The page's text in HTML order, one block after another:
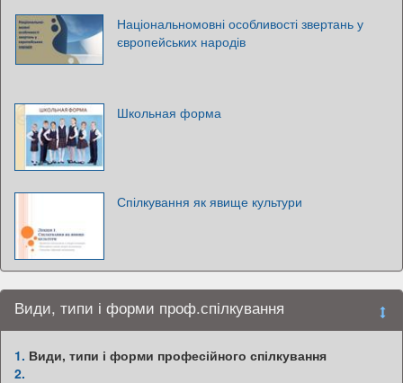
Національномовні особливості звертань у
європейських народів
Школьная форма
Спілкування як явище культури
Види, типи і форми проф.спілкування
1. Види, типи і форми професійного спілкування
2.